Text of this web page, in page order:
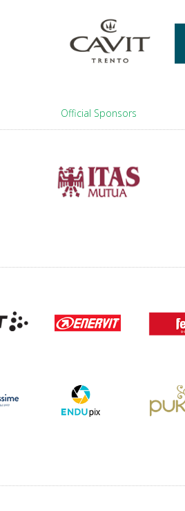
Official Sponsors